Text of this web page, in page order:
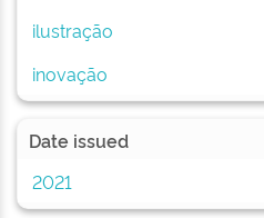
ilustração
inovação
Date issued
2021